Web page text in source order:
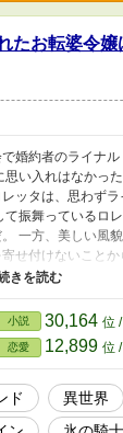
たお転婆令
婚約者のライナ
い入れはなかっ
ッタは、思わず
振舞っているロレ
一方、美しい風
せ付けないことか
夜会の警固の傍ら
巡らせ、今夜も
と、何やら婚約破
実はとっくに有望
話です。 完結し
小説 30,164 位
恋愛 12,899 位
ド 異世界